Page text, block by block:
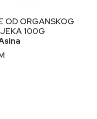
OD ORGANSKOG
100G